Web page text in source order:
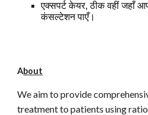
एक्सपर्ट केयर, ठीक वहीं जहाँ
कंसल्टेशन पाएँ।
About
We aim to provide
treatment to patients using